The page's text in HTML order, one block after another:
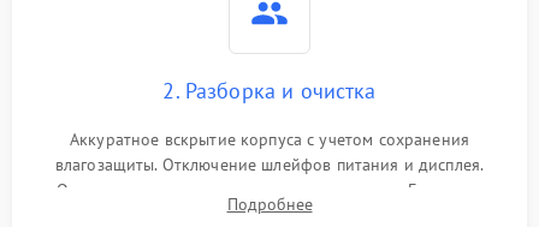
2. Разборка и очистка
Аккуратное вскрытие корпуса с учетом сохранения
влагозащиты. Отключение шлейфов питания и дисплея.
Очистка внутренних плат от окислов и пыли. Бережная
обработка германиевого объектива специализированными
Подробнее